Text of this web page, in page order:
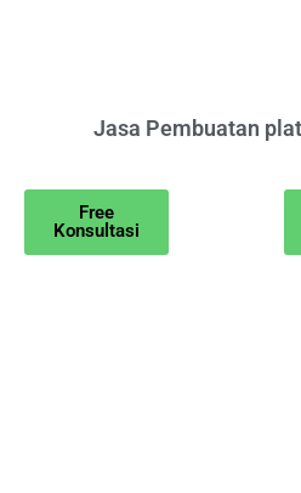
Jasa Pembuatan
Free
Konsultasi